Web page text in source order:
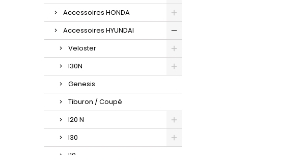
Accessoires HONDA
Accessoires HYUNDAI
Veloster
I30N
Genesis
Tiburon / Coupé
I20 N
I30